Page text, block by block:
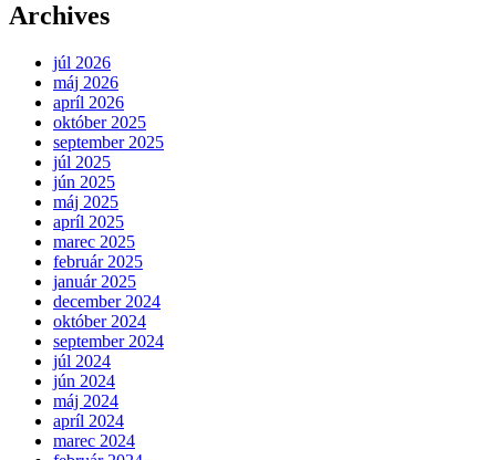
Archives
júl 2026
máj 2026
apríl 2026
október 2025
september 2025
júl 2025
jún 2025
máj 2025
apríl 2025
marec 2025
február 2025
január 2025
december 2024
október 2024
september 2024
júl 2024
jún 2024
máj 2024
apríl 2024
marec 2024